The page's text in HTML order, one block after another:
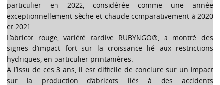
particulier en 2022, considérée comme une année
exceptionnellement sèche et chaude comparativement à 2020
et 2021.
L’abricot rouge, variété tardive RUBYNGO®, a montré des
signes d’impact fort sur la croissance lié aux restrictions
hydriques, en particulier printanières.
A l’issu de ces 3 ans, il est difficile de conclure sur un impact
sur la production d’abricots liés à des accidents